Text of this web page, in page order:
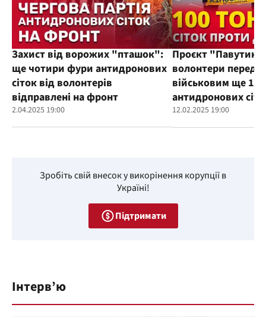
Захист від ворожих "пташок":
ще чотири фури антидронових
сіток від волонтерів
відправлені на фронт
2.04.2025 19:00
Проєкт
волонтери
військовим ще
антидронових
12.02.2025 19:00
Зробіть свій внесок у викорінення корупції в
Україні!
Підтримати
Інтерв’ю